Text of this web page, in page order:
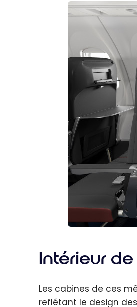
Intérieur
Les cabines de ces
reflétant le design